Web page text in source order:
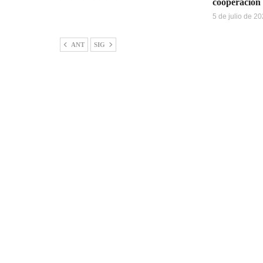
5 de julio de
ANT SIG